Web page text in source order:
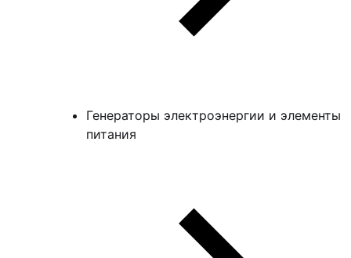
Генераторы электроэнергии и элементы
питания